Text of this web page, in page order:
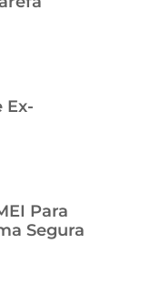
Ex-
Para
Segura